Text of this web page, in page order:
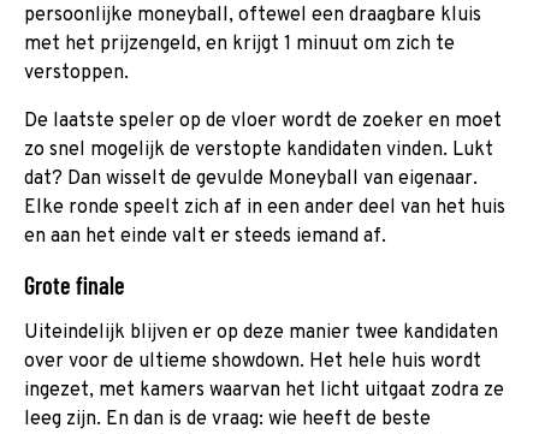
persoonlijke moneyball, oftewel een draagbare kluis
met het prijzengeld, en krijgt 1 minuut om zich te
verstoppen.
De laatste speler op de vloer wordt de zoeker en moet
zo snel mogelijk de verstopte kandidaten vinden. Lukt
dat? Dan wisselt de gevulde Moneyball van eigenaar.
Elke ronde speelt zich af in een ander deel van het huis
en aan het einde valt er steeds iemand af.
Grote finale
Uiteindelijk blijven er op deze manier twee kandidaten
over voor de ultieme showdown. Het hele huis wordt
ingezet, met kamers waarvan het licht uitgaat zodra ze
leeg zijn. En dan is de vraag: wie heeft de beste